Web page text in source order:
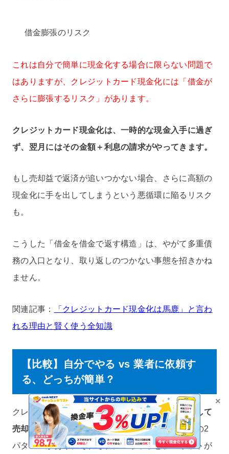
借金膨張のリスク
これは自分で簡単に現金化する場合に限らない問題で
はありますが、クレジットカード現金化には「借金が
さらに膨張するリスク」があります。
クレジットカード現金化は、一時的な現金入手に過ぎ
ず、翌月にはその金額＋利息の請求がやってきます。
もし売却益で返済が追いつかない場合、さらに高額の
現金化に手を出してしまうという悪循環に陥るリスク
も。
こうした「借金を借金で返す構造」は、やがて多重債
務の入口となり、取り返しのつかない事態を招きかね
ません。
関連記事：
「クレジットカード現金化は馬鹿」と言わ
れる理由と賢く使う全知識
【比較】自分でやる vs 業者に依頼す
る、どっちが簡単？
クレジットカード現金化には
「自分で商品を購入して
売却する方法」
と「現金化業者に依頼する方法」
の2
パターンがあり、それぞれにメリットとデメリットが
×